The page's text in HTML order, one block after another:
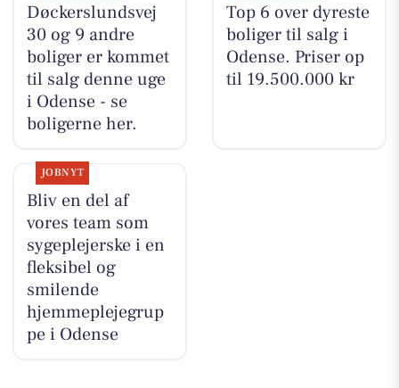
Døckerslundsvej
30 og 9 andre
boliger er kommet
til salg denne uge
i Odense - se
boligerne her.
Top 6 over dyreste
boliger til salg i
Odense. Priser op
til 19.500.000 kr
JOBNYT
Bliv en del af
vores team som
sygeplejerske i en
fleksibel og
smilende
hjemmeplejegrup
pe i Odense